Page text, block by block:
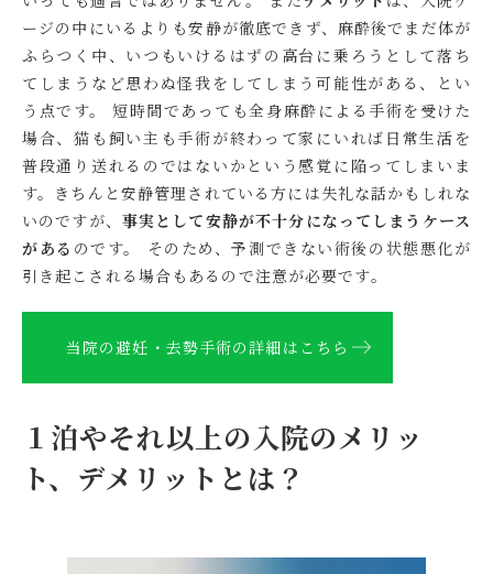
ージの中にいるよりも安静が徹底できず、麻酔後でまだ体が
ふらつく中、いつもいけるはずの高台に乗ろうとして落ち
てしまうなど思わぬ怪我をしてしまう可能性がある、とい
う点です。 短時間であっても全身麻酔による手術を受けた
場合、猫も飼い主も手術が終わって家にいれば日常生活を
普段通り送れるのではないかという感覚に陥ってしまいま
す。きちんと安静管理されている方には失礼な話かもしれな
いのですが、 事実として安静が不十分になってしまうケース
がある のです。 そのため、予測できない術後の状態悪化が
引き起こされる場合もあるので注意が必要です。
当院の避妊・去勢手術の詳細はこちら
１泊やそれ以上の入院のメリッ
ト、デメリットとは？